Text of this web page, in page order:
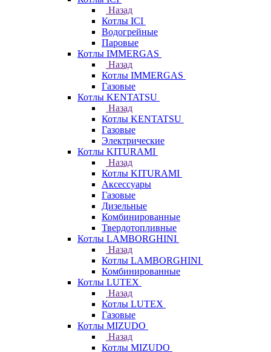
Назад
Котлы ICI
Водогрейные
Паровые
Котлы IMMERGAS
Назад
Котлы IMMERGAS
Газовые
Котлы KENTATSU
Назад
Котлы KENTATSU
Газовые
Электрические
Котлы KITURAMI
Назад
Котлы KITURAMI
Аксессуары
Газовые
Дизельные
Комбинированные
Твердотопливные
Котлы LAMBORGHINI
Назад
Котлы LAMBORGHINI
Комбинированные
Котлы LUTEX
Назад
Котлы LUTEX
Газовые
Котлы MIZUDO
Назад
Котлы MIZUDO